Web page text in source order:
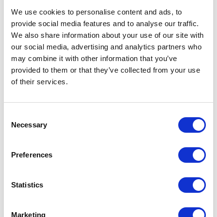
We use cookies to personalise content and ads, to
provide social media features and to analyse our traffic.
We also share information about your use of our site with
our social media, advertising and analytics partners who
may combine it with other information that you’ve
provided to them or that they’ve collected from your use
of their services.
Selection
Necessary
Preferences
Statistics
Marketing
pierwszego kontaktu buduje pozytywne emocje
– szczególnie wśród najmłodszych gości – stając
się rozpoznawalnym symbolem miejsca i jego
„żywą” wizytówką.
Koala nie tylko odpowiada na pytania dotyczące
także opowiada fascynujące ciekawostki
egzotyczne gatunki, jak dbać o środowisko czy
znaczenie. W angażujący, przystępny sposób
promując wybrane wydarzenia, warsztaty lub